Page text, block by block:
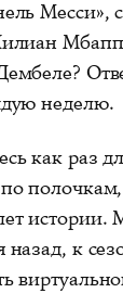
Месси»,
неделю.
как раз
истории.
назад, к